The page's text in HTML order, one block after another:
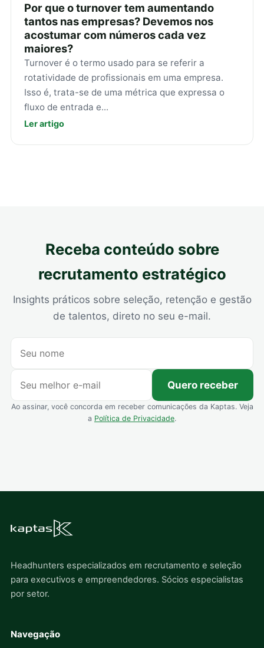
Por que o turnover tem aumentando
tantos nas empresas? Devemos nos
acostumar com números cada vez
maiores?
Turnover é o termo usado para se referir a
rotatividade de profissionais em uma empresa.
Isso é, trata-se de uma métrica que expressa o
fluxo de entrada e...
Ler artigo
Receba conteúdo sobre
recrutamento estratégico
Insights práticos sobre seleção, retenção e gestão
de talentos, direto no seu e-mail.
Quero receber
Ao assinar, você concorda em receber comunicações da Kaptas. Veja
a Política de Privacidade.
Headhunters especializados em recrutamento e seleção
para executivos e empreendedores. Sócios especialistas
por setor.
Navegação